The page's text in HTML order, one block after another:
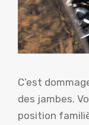
C’est
des jambes.
position